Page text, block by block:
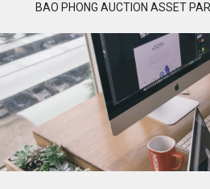
BAO PHONG AUCTION ASSET